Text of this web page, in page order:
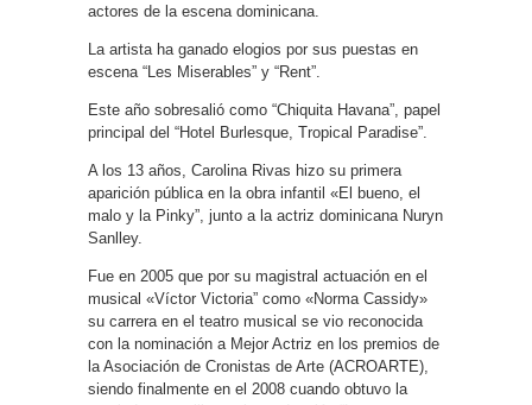
actores de la escena dominicana.
La artista ha ganado elogios por sus puestas en
escena “Les Miserables” y “Rent”.
Este año sobresalió como “Chiquita Havana”, papel
principal del “Hotel Burlesque, Tropical Paradise”.
A los 13 años, Carolina Rivas hizo su primera
aparición pública en la obra infantil «El bueno, el
malo y la Pinky”, junto a la actriz dominicana Nuryn
Sanlley.
Fue en 2005 que por su magistral actuación en el
musical «Víctor Victoria” como «Norma Cassidy»
su carrera en el teatro musical se vio reconocida
con la nominación a Mejor Actriz en los premios de
la Asociación de Cronistas de Arte (ACROARTE),
siendo finalmente en el 2008 cuando obtuvo la